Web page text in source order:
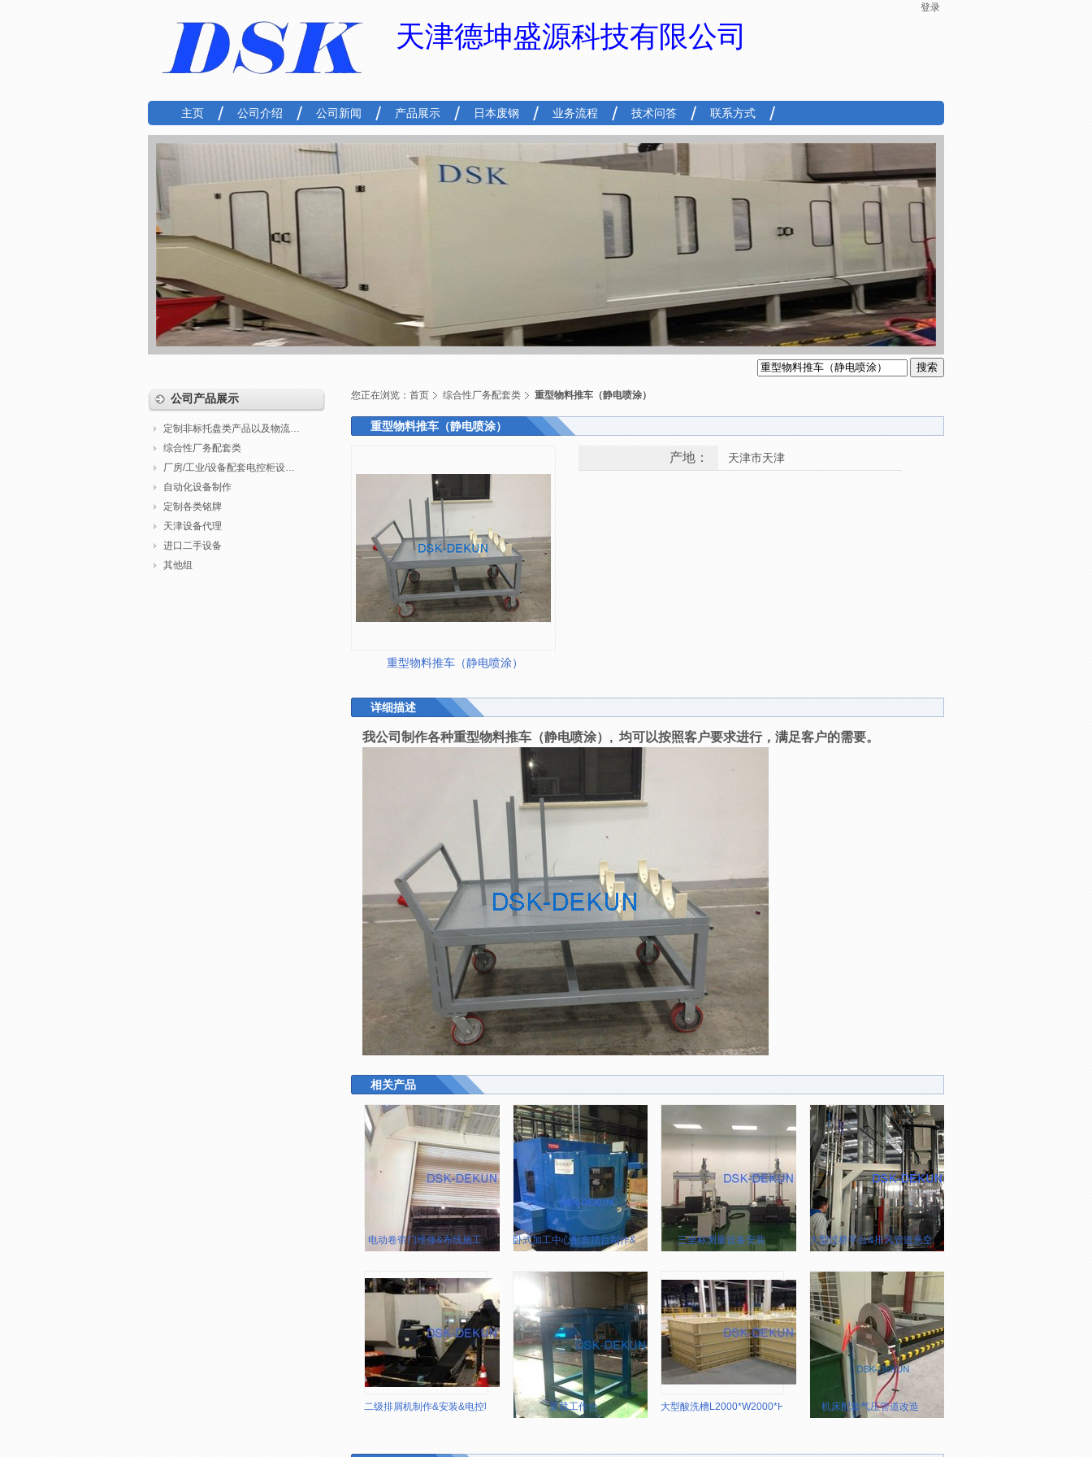
登录
天津德坤盛源科技有限公司
主页 公司介绍 公司新闻 产品展示 日本废钢 业务流程 技术问答 联系方式
公司产品展示
定制非标托盘类产品以及物流包装
综合性厂务配套类
厂房/工业/设备配套电控柜设计制作调试
自动化设备制作
定制各类铭牌
天津设备代理
进口二手设备
其他组
您正在浏览： 首页 综合性厂务配套类 重型物料推车（静电喷涂）
重型物料推车（静电喷涂）
重型物料推车（静电喷涂）
产地： 天津市天津
详细描述
我公司制作各种重型物料推车（静电喷涂）, 均可以按照客户要求进行，满足客户的需要。
相关产品
电动卷帘门维修&布线施工 卧式加工中心配套踏台制作&安装 三坐标测量设备安装 大型过桥平台&排风管道悬空改造
二级排屑机制作&安装&电控联动 重载工作台 大型酸洗槽L2000*W2000*H2000 机床配套气压管道改造